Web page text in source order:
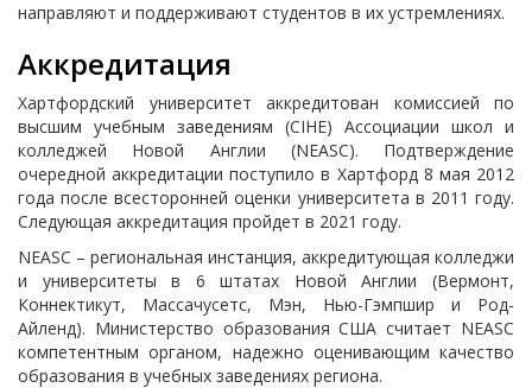
направляют и поддерживают студентов в их устремлениях.
Аккредитация
Хартфордский университет аккредитован комиссией по
высшим учебным заведениям (CIHE) Ассоциации школ и
колледжей Новой Англии (NEASC). Подтверждение
очередной аккредитации поступило в Хартфорд 8 мая 2012
года после всесторонней оценки университета в 2011 году.
Следующая аккредитация пройдет в 2021 году.
NEASC – региональная инстанция, аккредитующая колледжи
и университеты в 6 штатах Новой Англии (Вермонт,
Коннектикут, Массачусетс, Мэн, Нью-Гэмпшир и Род-
Айленд). Министерство образования США считает NEASC
компетентным органом, надежно оценивающим качество
образования в учебных заведениях региона.